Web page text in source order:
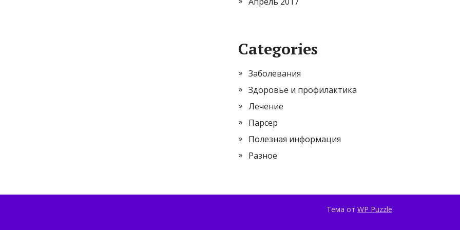
Categories
Заболевания
Здоровье и профилактика
Лечение
Парсер
Полезная информация
Разное
Тема от WP Puzzle